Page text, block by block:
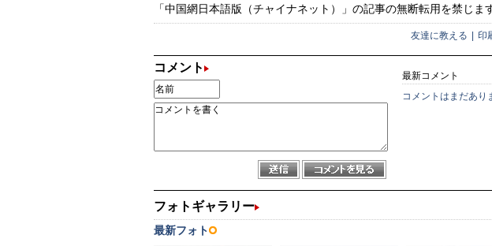
「中国網日本語版（チャイナネット）」の記事の無断転用を禁じ
友達に教える 印
コメント
最新コメント
コメントはまだあり